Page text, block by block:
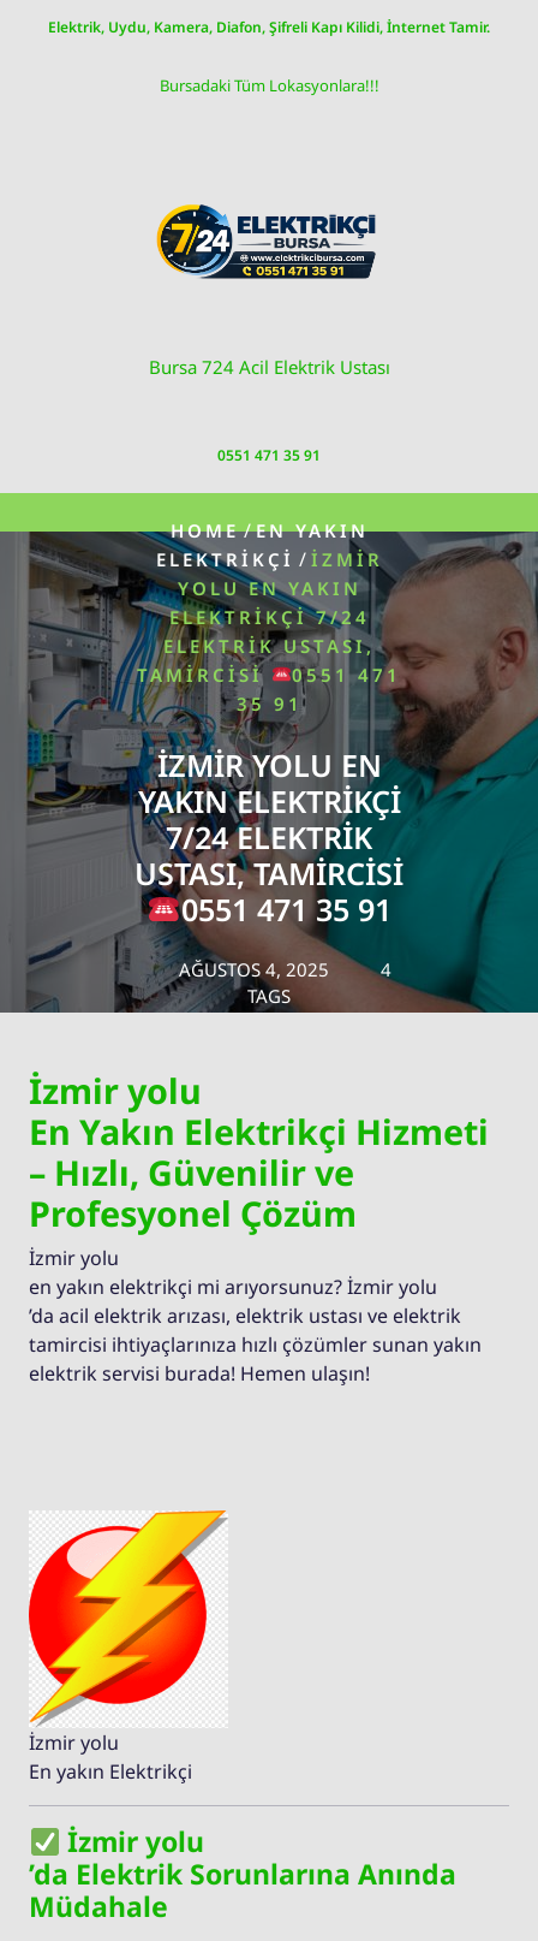
Elektrik, Uydu, Kamera, Diafon, Şifreli Kapı Kilidi, İnternet Tamir.
Bursadaki Tüm Lokasyonlara!!!
Bursa 724 Acil Elektrik Ustası
0551 471 35 91
HOME/EN YAKIN
ELEKTRIKÇI / İZMIR
YOLU EN YAKIN
ELEKTRIKÇI 7/24
ELEKTRIK USTASI,
TAMIRCISI
0551 471
35 91
İZMIR YOLU EN
YAKIN ELEKTRIKÇI
7/24 ELEKTRIK
USTASI, TAMIRCISI
0551 471 35 91
AĞUSTOS 4, 2025
4
TAGS
İzmir yolu
En Yakın Elektrikçi Hizmeti
– Hızlı, Güvenilir ve
Profesyonel Çözüm
İzmir yolu
en yakın elektrikçi mi arıyorsunuz? İzmir yolu
’da acil elektrik arızası, elektrik ustası ve elektrik
tamircisi ihtiyaçlarınıza hızlı çözümler sunan yakın
elektrik servisi burada! Hemen ulaşın!
İzmir yolu
En yakın Elektrikçi
İzmir yolu
’da Elektrik Sorunlarına Anında
Müdahale